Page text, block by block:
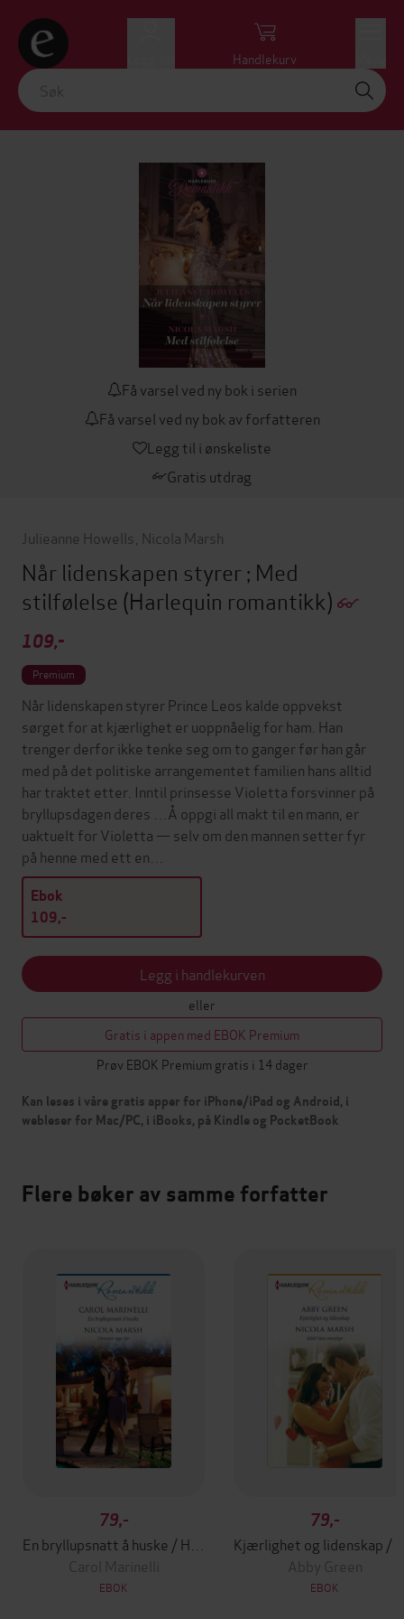
Handlekurv
Få varsel ved ny bok i serien
Få varsel ved ny bok av forfatteren
Legg til i ønskeliste
Gratis utdrag
Julieanne Howells Nicola Marsh
Når lidenskapen styrer ; Med
stilfølelse (Harlequin romantikk)
109,-
Premium
Når lidenskapen styrer Prince Leos kalde oppvekst
sørget for at kjærlighet er uoppnåelig for ham. Han
trenger derfor ikke tenke seg om to ganger før han går
med på det politiske arrangementet familien hans alltid
har traktet etter. Inntil prinsesse Violetta forsvinner på
bryllupsdagen deres …Å oppgi all makt til en mann, er
uaktuelt for Violetta — selv om den mannen setter fyr
på henne med ett en…
Ebok
109,-
Legg i handlekurven
eller
Gratis i appen med EBOK Premium
Prøv EBOK Premium gratis i 14 dager
Kan leses i våre gratis apper for iPhone/iPad og Android, i
webleser for Mac/PC, i iBooks, på Kindle og PocketBook
Flere bøker av samme forfatter
79,-
Carol Marinelli
EBOK
79,-
Abby Green
EBOK